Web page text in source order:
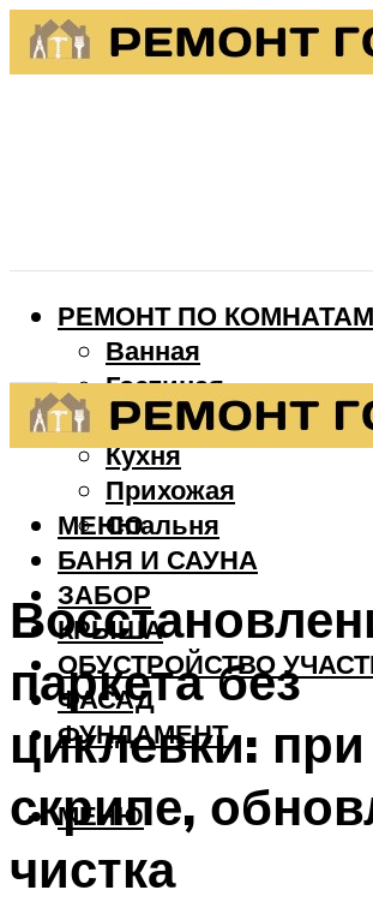
РЕМОНТ ПО КОМНАТАМ
Ванная
Гостиная
Детская
Кухня
Прихожая
Спальня
БАНЯ И САУНА
ЗАБОР
КРЫША
ОБУСТРОЙСТВО
ФАСАД
ФУНДАМЕНТ
МЕНЮ
МЕНЮ
паркета без
циклевки: при
скрипе,
чистка